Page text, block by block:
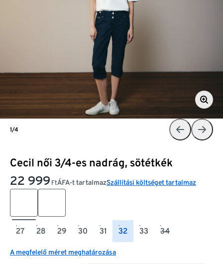
Cecil női 3/4-es nadrág, sötétkék
22 999 FtÁFA-t tartalmazSzállítási költséget tartalmaz
27 28 29 30 31 32 33 34
A megfelelő méret meghatározása
1/4